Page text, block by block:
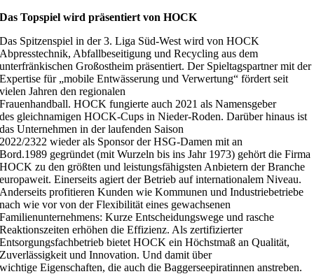
Das Topspiel wird präsentiert von HOCK
Das Spitzenspiel in der 3. Liga Süd-West wird von HOCK
Abpresstechnik, Abfallbeseitigung und Recycling aus dem
unterfränkischen Großostheim präsentiert. Der Spieltagspartner mit der
Expertise für „mobile Entwässerung und Verwertung“ fördert seit
vielen Jahren den regionalen
Frauenhandball. HOCK fungierte auch 2021 als Namensgeber
des gleichnamigen HOCK-Cups in Nieder-Roden. Darüber hinaus ist
das Unternehmen in der laufenden Saison
2022/2322 wieder als Sponsor der HSG-Damen mit an
Bord.1989 gegründet (mit Wurzeln bis ins Jahr 1973) gehört die Firma
HOCK zu den größten und leistungsfähigsten Anbietern der Branche
europaweit. Einerseits agiert der Betrieb auf internationalem Niveau.
Anderseits profitieren Kunden wie Kommunen und Industriebetriebe
nach wie vor von der Flexibilität eines gewachsenen
Familienunternehmens: Kurze Entscheidungswege und rasche
Reaktionszeiten erhöhen die Effizienz. Als zertifizierter
Entsorgungsfachbetrieb bietet HOCK ein Höchstmaß an Qualität,
Zuverlässigkeit und Innovation. Und damit über
wichtige Eigenschaften, die auch die Baggerseepiratinnen anstreben.